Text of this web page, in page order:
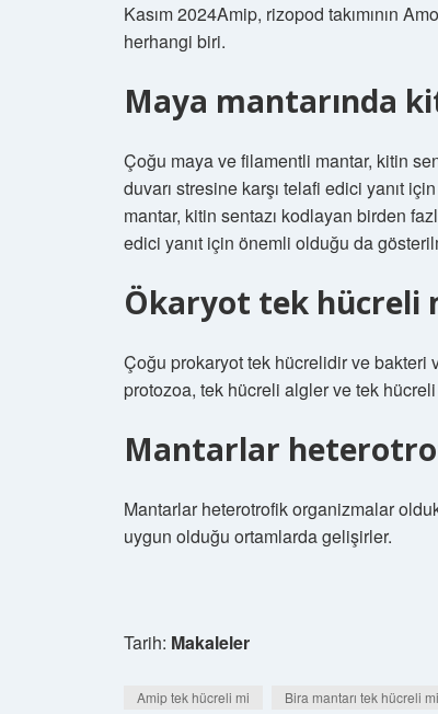
Kasım 2024Amip, rizopod takımının
herhangi biri.
Maya mantarında
Çoğu maya ve filamentli mantar, kitin
duvarı stresine karşı telafi edici yanıt
mantar, kitin sentazı kodlayan birden
edici yanıt için önemli olduğu da
Ökaryot tek hücreli
Çoğu prokaryot tek hücrelidir ve bakteri
protozoa, tek hücreli algler ve tek
Mantarlar
Mantarlar heterotrofik organizmalar
uygun olduğu ortamlarda gelişirler.
Tarih: Makaleler
Amip tek hücreli mi Bira mantarı tek hücreli mi